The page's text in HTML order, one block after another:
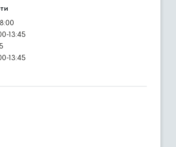
13:45
13:45